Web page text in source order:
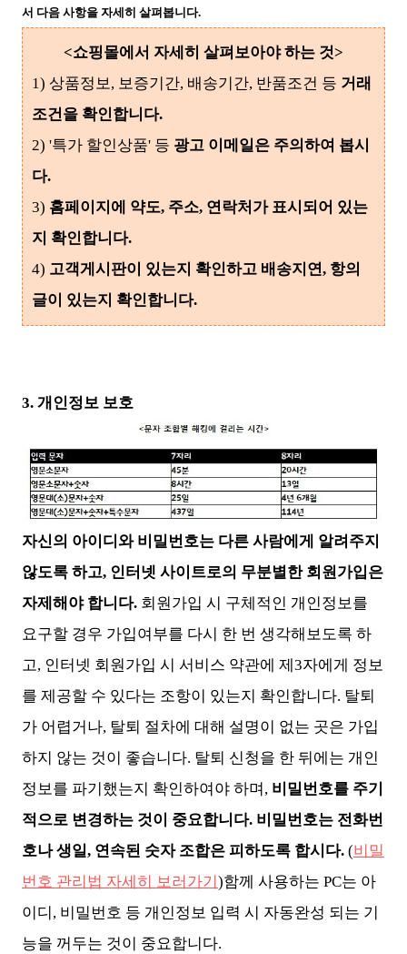
서 다음 사항을 자세히 살펴봅니다.
<쇼핑몰에서 자세히 살펴보아야 하는 것>
1) 상품정보, 보증기간, 배송기간, 반품조건 등 거래
조건을 확인합니다.
2) '특가 할인상품' 등 광고 이메일은 주의하여 봅시
다.
3) 홈페이지에 약도, 주소, 연락처가 표시되어 있는
지 확인합니다.
4) 고객게시판이 있는지 확인하고 배송지연, 항의
글이 있는지 확인합니다.
3. 개인정보 보호
자신의 아이디와 비밀번호는 다른 사람에게 알려주지
않도록 하고, 인터넷 사이트로의 무분별한 회원가입은
자제해야 합니다. 회원가입 시 구체적인 개인정보를
요구할 경우 가입여부를 다시 한 번 생각해보도록 하
고, 인터넷 회원가입 시 서비스 약관에 제3자에게 정보
를 제공할 수 있다는 조항이 있는지 확인합니다. 탈퇴
가 어렵거나, 탈퇴 절차에 대해 설명이 없는 곳은 가입
하지 않는 것이 좋습니다. 탈퇴 신청을 한 뒤에는 개인
정보를 파기했는지 확인하여야 하며, 비밀번호를 주기
적으로 변경하는 것이 중요합니다. 비밀번호는 전화번
호나 생일, 연속된 숫자 조합은 피하도록 합시다. (비밀
번호 관리 법 자세히 보러가기 )함께 사용하는 PC는 아
이디, 비밀번호 등 개인정보 입력 시 자동완성 되는 기
능을 꺼두는 것이 중요합니다.